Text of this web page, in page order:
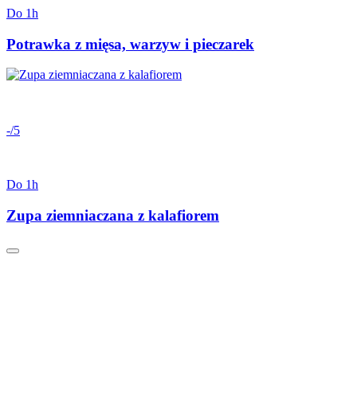
Do 1h
Potrawka z mięsa, warzyw i pieczarek
-/5
Do 1h
Zupa ziemniaczana z kalafiorem